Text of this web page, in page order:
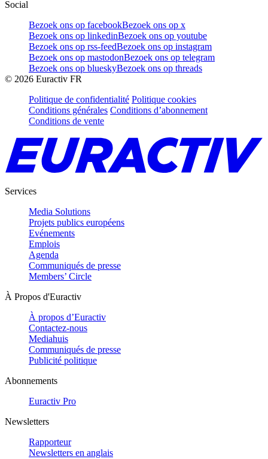
Social
Bezoek ons op facebookBezoek ons op x
Bezoek ons op linkedinBezoek ons op youtube
Bezoek ons op rss-feedBezoek ons op instagram
Bezoek ons op mastodonBezoek ons op telegram
Bezoek ons op blueskyBezoek ons op threads
© 2026 Euractiv FR
Politique de confidentialité Politique cookies
Conditions générales Conditions d’abonnement
Conditions de vente
Services
Media Solutions
Projets publics européens
Evénements
Emplois
Agenda
Communiqués de presse
Members’ Circle
À Propos d'Euractiv
À propos d’Euractiv
Contactez-nous
Mediahuis
Communiqués de presse
Publicité politique
Abonnements
Euractiv Pro
Newsletters
Rapporteur
Newsletters en anglais